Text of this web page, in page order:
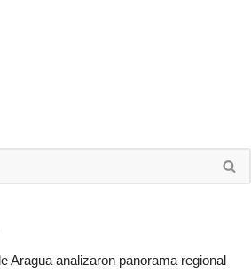
Aragua analizaron panorama regional